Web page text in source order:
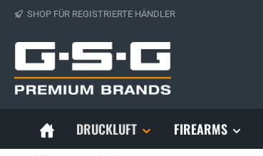
Hauptinhalt springen
Zur Suche springen
Zur Hauptnavigation springen
SHOP FÜR REGISTRIERTE HÄNDLER
DRUCKLUFT FIREARMS